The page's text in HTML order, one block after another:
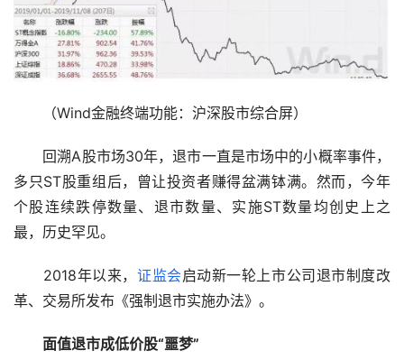
（Wind金融终端功能：沪深股市综合屏）
回溯A股市场30年，退市一直是市场中的小概率事件，
多只ST股重组后，曾让投资者赚得盆满钵满。然而，今年
个股连续跌停数量、退市数量、实施ST数量均创史上之
最，历史罕见。
2018年以来， 证监会启动新一轮上市公司退市制度改
革、交易所发布《强制退市实施办法》。
面值退市成低价股“噩梦”